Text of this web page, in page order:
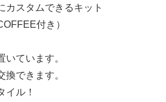
カスタムできるキット
付き）
ています。
できます。
イル！